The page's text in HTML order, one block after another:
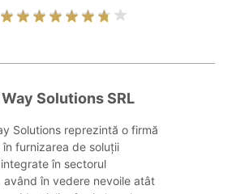
Solutions SRL
Solutions reprezintă o firmă
furnizarea de soluții
în sectorul
în vedere nevoile atât